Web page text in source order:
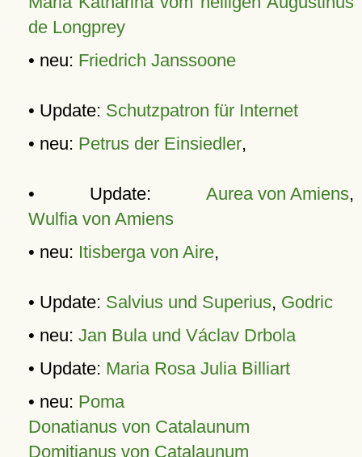
de Longprey
• neu: Friedrich Janssoone
• Update: Schutzpatron für Internet
• neu: Petrus der Einsiedler,
• Update: Aurea von Amiens,
Wulfia von Amiens
• neu: Itisberga von Aire,
• Update: Salvius und Superius, Godric
• neu: Jan Bula und Václav Drbola
• Update: Maria Rosa Julia Billiart
• neu: Poma
Donatianus von Catalaunum
Domitianus von Catalaunum